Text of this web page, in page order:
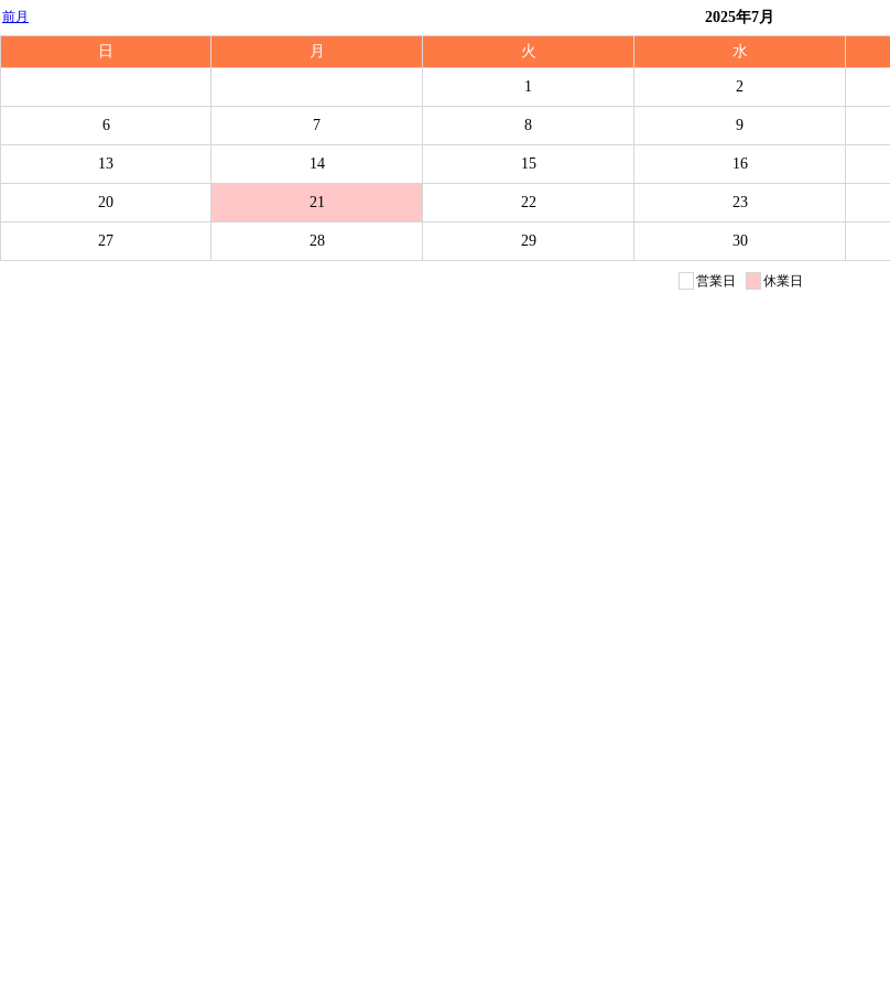
前月 2025年7月
日 月 火 水
1 2
6 7 8 9
13 14 15 16
20 21 22 23
27 28 29 30
営業日 休業日